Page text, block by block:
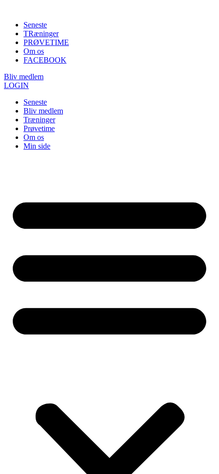
Seneste
TRæninger
PRØVETIME
Om os
FACEBOOK
Bliv medlem
LOGIN
Seneste
Bliv medlem
Træninger
Prøvetime
Om os
Min side